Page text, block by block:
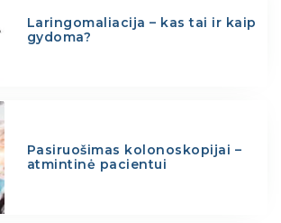
Laringomaliacija – kas tai ir kaip
gydoma?
Pasiruošimas kolonoskopijai –
atmintinė pacientui